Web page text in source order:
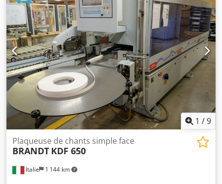
1 /9
Italie 1 144 km
Plaqueuse de chants simple face
BRANDT KDF 650